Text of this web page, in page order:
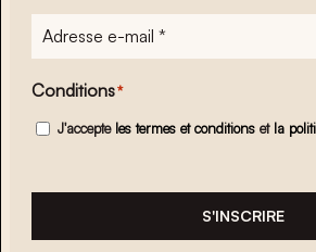
Adresse
e-
mail*
Conditions*
J'accepte les termes et conditions et la
S'INSCRIRE